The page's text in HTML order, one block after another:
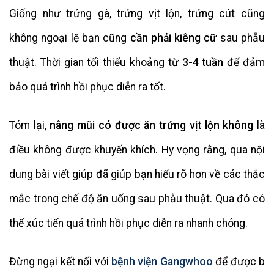
Giống như trứng gà, trứng vịt lộn, trứng cút cũng
không ngoại lệ bạn cũng cần phải kiêng cữsau phẫu
thuật. Thời gian tối thiểu khoảng từ 3-4 tuần để đảm
bảo quá trình hồi phục diễn ra tốt.
Tóm lại, nâng mũi có được ăn trứng vịt lộn không là
điều không được khuyến khích. Hy vọng rằng, qua nội
dung bài viết giúp đã giúp bạn hiểu rõ hơn về các thắc
mắc trong chế độ ăn uống sau phẫu thuật. Qua đó có
thể xúc tiến quá trình hồi phục diễn ra nhanh chóng.
Đừng ngại kết nối với bệnh viện Gangwhoo để được b